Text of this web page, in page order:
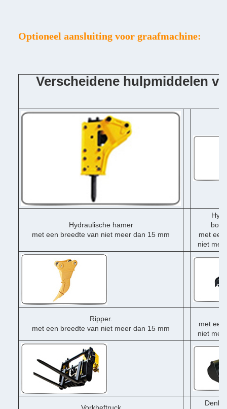
Optioneel aansluiting voor graafmachine:
Verscheidene hulpmiddelen
Hydraulische hamer
met een breedte van niet meer dan 15 mm
met een
niet
Ripper.
met een breedte van niet meer dan 15 mm
met een
niet